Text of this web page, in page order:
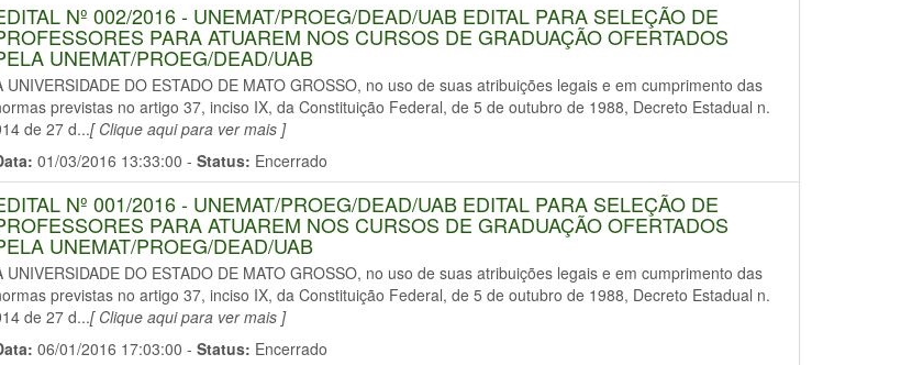
Nº 002/2016 - UNEMAT/PROEG/DEAD/UAB EDITAL PARA SELEÇÃO DE
PARA ATUAREM NOS CURSOS DE GRADUAÇÃO OFERTADOS
UNEMAT/PROEG/DEAD/UAB
UNIVERSIDADE DO ESTADO DE MATO GROSSO, no uso de suas atribuições legais e em cumprimento das
previstas no artigo 37, inciso IX, da Constituição Federal, de 5 de outubro de 1988, Decreto Estadual n.
de 27 d...[ Clique aqui para ver mais ]
01/03/2016 13:33:00 - Status: Encerrado
Nº 001/2016 - UNEMAT/PROEG/DEAD/UAB EDITAL PARA SELEÇÃO DE
PARA ATUAREM NOS CURSOS DE GRADUAÇÃO OFERTADOS
UNEMAT/PROEG/DEAD/UAB
UNIVERSIDADE DO ESTADO DE MATO GROSSO, no uso de suas atribuições legais e em cumprimento das
previstas no artigo 37, inciso IX, da Constituição Federal, de 5 de outubro de 1988, Decreto Estadual n.
de 27 d...[ Clique aqui para ver mais ]
06/01/2016 17:03:00 - Status: Encerrado